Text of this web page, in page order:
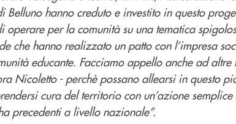
hanno creduto e investito in questo
per la comunità su una tematica
che hanno realizzato un patto con l’impresa
educante. Facciamo appello anche ad altre
Nicoletto - perchè possano allearsi in questo
cura del territorio con un’azione
precedenti a livello nazionale”.